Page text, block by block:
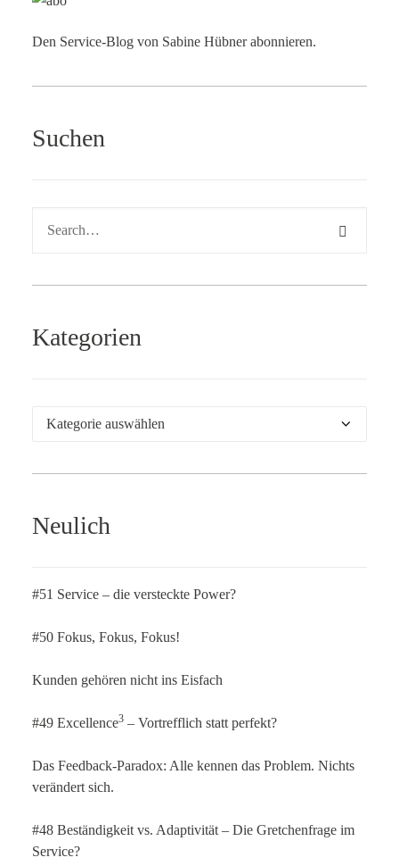
Den Service-Blog von Sabine Hübner abonnieren.
Suchen
Kategorien
Kategorien
Neulich
#51 Service – die versteckte Power?
#50 Fokus, Fokus, Fokus!
Kunden gehören nicht ins Eisfach
#49 Excellence3 – Vortrefflich statt perfekt?
Das Feedback-Paradox: Alle kennen das Problem. Nichts
verändert sich.
#48 Beständigkeit vs. Adaptivität – Die Gretchenfrage im
Service?